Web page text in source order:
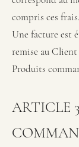
compris ces frais.
Une facture est
remise au
Produits
ARTICLE